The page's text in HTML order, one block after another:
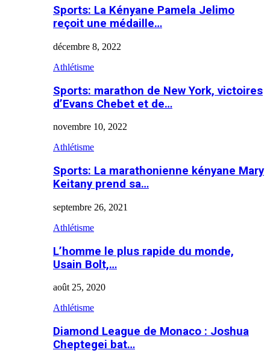
Sports: La Kényane Pamela Jelimo
reçoit une médaille…
décembre 8, 2022
Athlétisme
Sports: marathon de New York, victoires
d’Evans Chebet et de…
novembre 10, 2022
Athlétisme
Sports: La marathonienne kényane Mary
Keitany prend sa…
septembre 26, 2021
Athlétisme
L’homme le plus rapide du monde,
Usain Bolt,…
août 25, 2020
Athlétisme
Diamond League de Monaco : Joshua
Cheptegei bat…